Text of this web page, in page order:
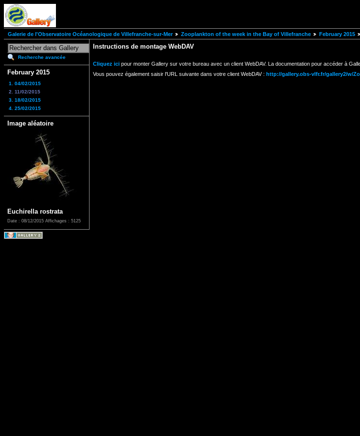
Galerie de l'Observatoire Océanologique de Villefranche-sur-Mer Zooplankton of the week in the Bay of Villefranche February 2015
Recherche avancée
February 2015
1. 04/02/2015
2. 11/02/2015
3. 18/02/2015
4. 25/02/2015
Image aléatoire
Euchirella rostrata
Date : 08/12/2015 Affichages : 5125
Instructions de montage WebDAV
Cliquez ici pour monter Gallery sur votre bureau avec un client WebDAV. La documentation pour accéder à
Vous pouvez également saisir l'URL suivante dans votre client WebDAV : http://gallery.obs-vlfr.fr/gallery2/w/